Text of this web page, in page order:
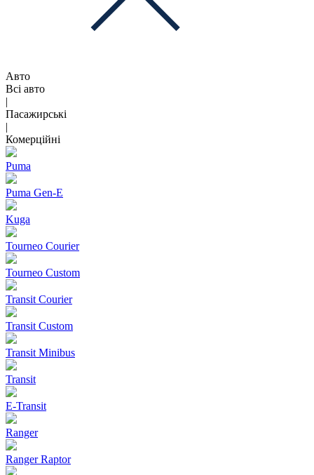
Авто
Всі авто
|
Пасажирські
|
Комерційні
Puma
Puma Gen‑E
Kuga
Tourneo Courier
Tourneo Custom
Transit Courier
Transit Custom
Transit Minibus
Transit
E-Transit
Ranger
Ranger Raptor